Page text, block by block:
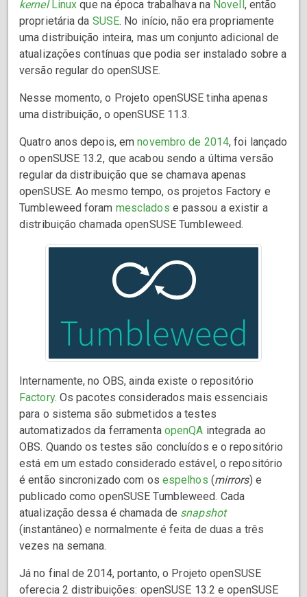
kernelLinux que na época trabalhava na Novell , então
proprietária da SUSE. No início, não era propriamente
uma distribuição inteira, mas um conjunto adicional de
atualizações contínuas que podia ser instalado sobre a
versão regular do openSUSE.
Nesse momento, o Projeto openSUSE tinha apenas
uma distribuição, o openSUSE 11.3.
Quatro anos depois, emnovembro de 2014, foi lançado
o openSUSE 13.2, que acabou sendo a última versão
regular da distribuição que se chamava apenas
openSUSE. Ao mesmo tempo, os projetos Factory e
Tumbleweed foram mesclados e passou a existir a
distribuição chamada openSUSE Tumbleweed.
Internamente, no OBS, ainda existe o repositório
Factory. Os pacotes considerados mais essenciais
para o sistema são submetidos a testes
automatizados da ferramenta openQA integrada ao
OBS. Quando os testes são concluídos e o repositório
está em um estado considerado estável, o repositório
é então sincronizado com os espelhos (mirrors) e
publicado como openSUSE Tumbleweed. Cada
atualização dessa é chamada de snapshot
(instantâneo) e normalmente é feita de duas a três
vezes na semana.
Já no final de 2014, portanto, o Projeto openSUSE
oferecia 2 distribuições: openSUSE 13.2 e openSUSE